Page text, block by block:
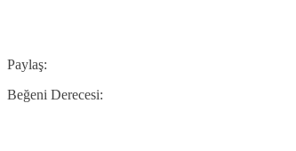
Paylaş:
Beğeni Derecesi: